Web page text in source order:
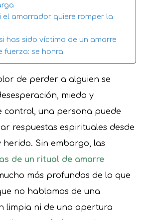
el amarrador quiere romper la
has sido víctima de un amarre
fuerza: se honra
de perder a alguien se
miedo y
control, una persona puede
respuestas espirituales desde
herido. Sin embargo, las
de un ritual de amarre
más profundas de lo que
no hablamos de una
limpia ni de una apertura